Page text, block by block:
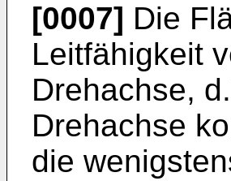
[0007] Die
Leitfähigkeit
Drehachse,
Drehachse
die